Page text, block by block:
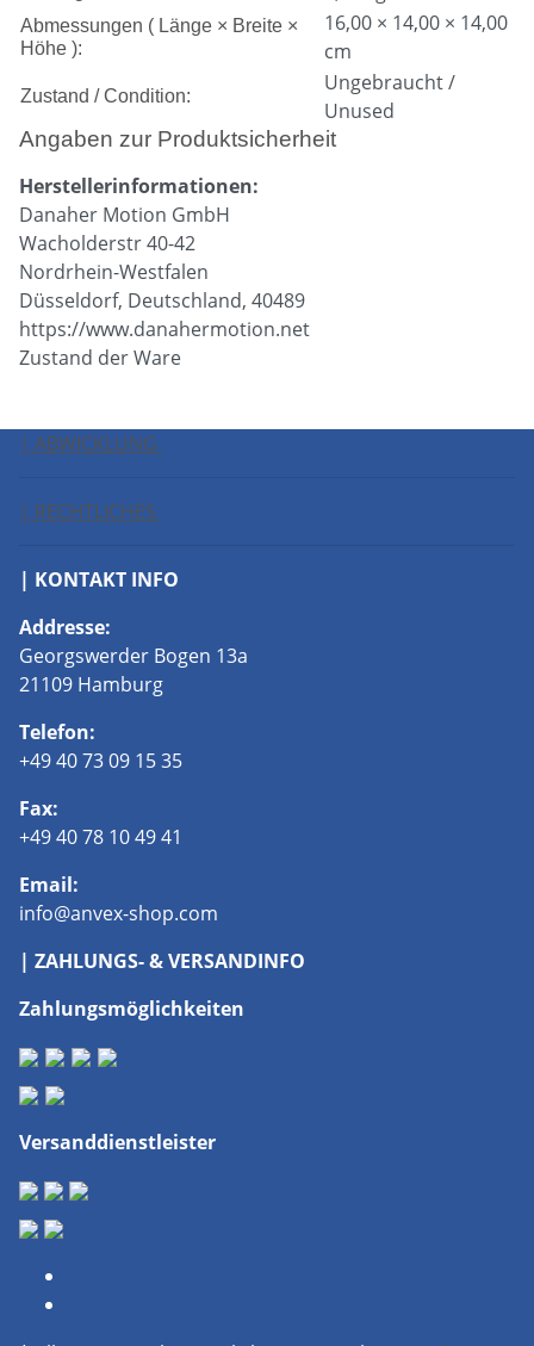
Abmessungen ( Länge × Breite ×
Höhe ):
16,00 × 14,00 × 14,00
cm
Zustand / Condition:
Ungebraucht /
Unused
Angaben zur Produktsicherheit
Herstellerinformationen:
Danaher Motion GmbH
Wacholderstr 40-42
Nordrhein-Westfalen
Düsseldorf, Deutschland, 40489
https://www.danahermotion.net
Zustand der Ware
| ABWICKLUNG
| RECHTLICHES
| KONTAKT INFO
Addresse:
Georgswerder Bogen 13a
21109 Hamburg
Telefon:
+49 40 73 09 15 35
Fax:
+49 40 78 10 49 41
Email:
info@anvex-shop.com
| ZAHLUNGS- & VERSANDINFO
Zahlungsmöglichkeiten
Versanddienstleister